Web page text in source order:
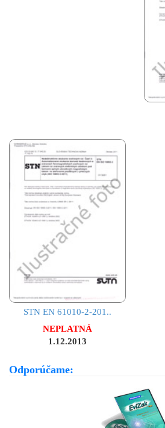
STN EN 61010-2-201..
NEPLATNÁ
1.12.2013
Odporúčame: